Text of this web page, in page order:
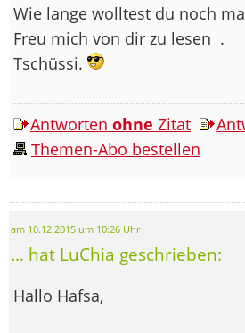
Wie lange wolltest du noch
Freu mich von dir zu lesen .
Tschüssi.
Antworten ohne Zitat
Themen-Abo bestellen
am 10.12.2015 um 10:26 Uhr
... hat LuChia geschrieben:
Hallo Hafsa,